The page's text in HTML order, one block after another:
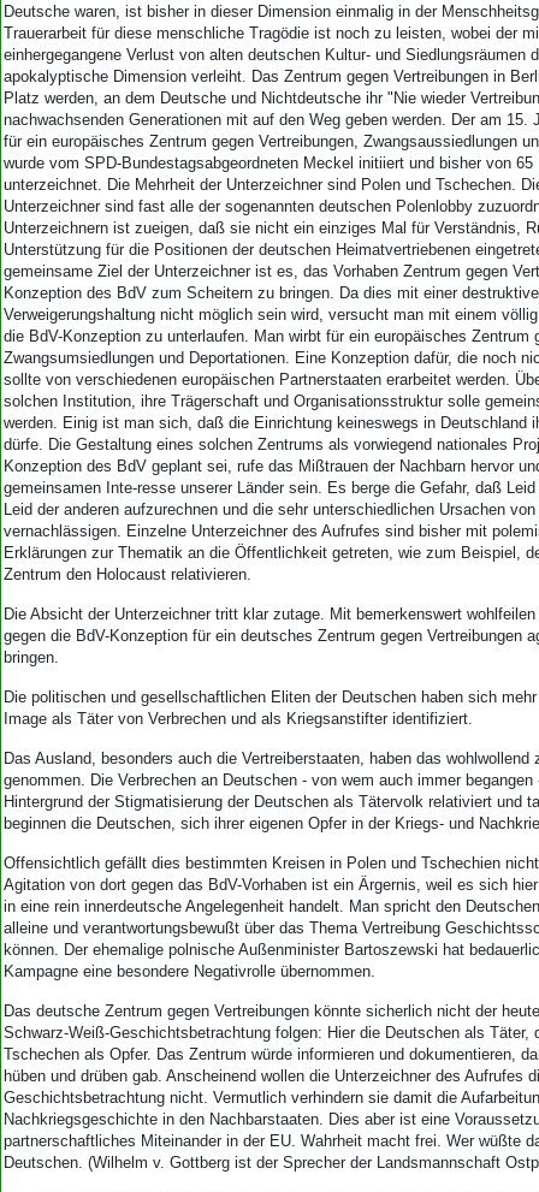
Kontakt
Impressum
Datenschutz
Deutsche waren, ist bisher in dieser Dimension einmalig in der
Trauerarbeit für diese menschliche Tragödie ist noch zu leisten, wobei der
einhergegangene Verlust von alten deutschen Kultur- und Siedlungsräumen
apokalyptische Dimension verleiht. Das Zentrum gegen Vertreibungen in
Platz werden, an dem Deutsche und Nichtdeutsche ihr "Nie wieder
nachwachsenden Generationen mit auf den Weg geben werden. Der am 15.
für ein europäisches Zentrum gegen Vertreibungen, Zwangsaussiedlungen
wurde vom SPD-Bundestagsabgeordneten Meckel initiiert und bisher von 65
unterzeichnet. Die Mehrheit der Unterzeichner sind Polen und Tschechen.
Unterzeichner sind fast alle der sogenannten deutschen Polenlobby
Unterzeichnern ist zueigen, daß sie nicht ein einziges Mal für Verständnis,
Unterstützung für die Positionen der deutschen Heimatvertriebenen
gemeinsame Ziel der Unterzeichner ist es, das Vorhaben Zentrum gegen
Konzeption des BdV zum Scheitern zu bringen. Da dies mit einer
Verweigerungshaltung nicht möglich sein wird, versucht man mit einem
die BdV-Konzeption zu unterlaufen. Man wirbt für ein europäisches Zentrum
Zwangsumsiedlungen und Deportationen. Eine Konzeption dafür, die noch
sollte von verschiedenen europäischen Partnerstaaten erarbeitet werden.
solchen Institution, ihre Trägerschaft und Organisationsstruktur solle
werden. Einig ist man sich, daß die Einrichtung keineswegs in Deutschland
dürfe. Die Gestaltung eines solchen Zentrums als vorwiegend nationales
Konzeption des BdV geplant sei, rufe das Mißtrauen der Nachbarn hervor
gemeinsamen Inte-resse unserer Länder sein. Es berge die Gefahr, daß
Leid der anderen aufzurechnen und die sehr unterschiedlichen Ursachen
vernachlässigen. Einzelne Unterzeichner des Aufrufes sind bisher mit
Erklärungen zur Thematik an die Öffentlichkeit getreten, wie zum Beispiel,
Zentrum den Holocaust relativieren.
Die Absicht der Unterzeichner tritt klar zutage. Mit bemerkenswert
gegen die BdV-Konzeption für ein deutsches Zentrum gegen Vertreibungen
bringen.
Die politischen und gesellschaftlichen Eliten der Deutschen haben sich
Image als Täter von Verbrechen und als Kriegsanstifter identifiziert.
Das Ausland, besonders auch die Vertreiberstaaten, haben das wohlwollend
genommen. Die Verbrechen an Deutschen - von wem auch immer
Hintergrund der Stigmatisierung der Deutschen als Tätervolk relativiert und
beginnen die Deutschen, sich ihrer eigenen Opfer in der Kriegs- und
Offensichtlich gefällt dies bestimmten Kreisen in Polen und Tschechien
Agitation von dort gegen das BdV-Vorhaben ist ein Ärgernis, weil es sich
in eine rein innerdeutsche Angelegenheit handelt. Man spricht den
alleine und verantwortungsbewußt über das Thema Vertreibung
können. Der ehemalige polnische Außenminister Bartoszewski hat
Kampagne eine besondere Negativrolle übernommen.
Das deutsche Zentrum gegen Vertreibungen könnte sicherlich nicht der
Schwarz-Weiß-Geschichtsbetrachtung folgen: Hier die Deutschen als Täter,
Tschechen als Opfer. Das Zentrum würde informieren und dokumentieren,
hüben und drüben gab. Anscheinend wollen die Unterzeichner des Aufrufes
Geschichtsbetrachtung nicht. Vermutlich verhindern sie damit die
Nachkriegsgeschichte in den Nachbarstaaten. Dies aber ist eine
partnerschaftliches Miteinander in der EU. Wahrheit macht frei. Wer wüßte
Deutschen. (Wilhelm v. Gottberg ist der Sprecher der Landsmannschaft